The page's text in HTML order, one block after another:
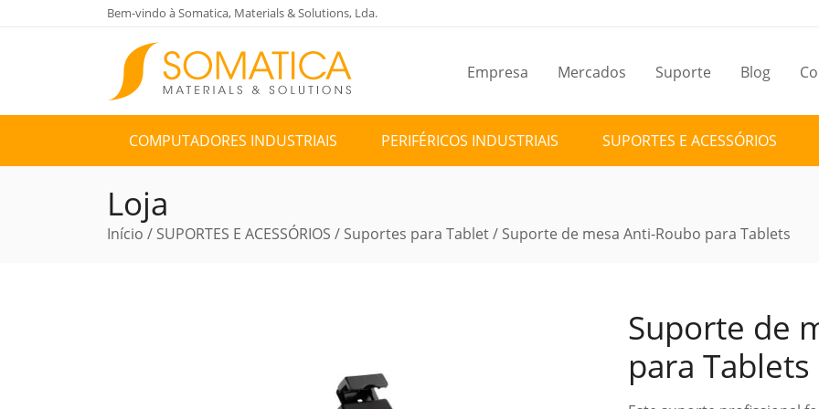
Bem-vindo à Somatica, Materials & Solutions, Lda.
Empresa Mercados Suporte Blog
COMPUTADORES INDUSTRIAIS PERIFÉRICOS INDUSTRIAIS SUPORTES E ACESSÓRIOS
Loja
Início / SUPORTES E ACESSÓRIOS / Suportes para Tablet/ Suporte de mesa Anti-Roubo para Tablets
Suporte de
para Tablets